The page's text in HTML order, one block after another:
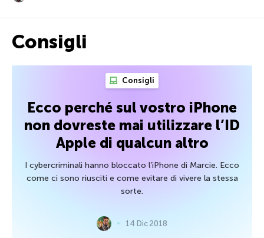
Consigli
Consigli
Ecco perché sul vostro iPhone
non dovreste mai utilizzare l’ID
Apple di qualcun altro
I cybercriminali hanno bloccato l’iPhone di Marcie. Ecco
come ci sono riusciti e come evitare di vivere la stessa
sorte.
14 Dic 2018